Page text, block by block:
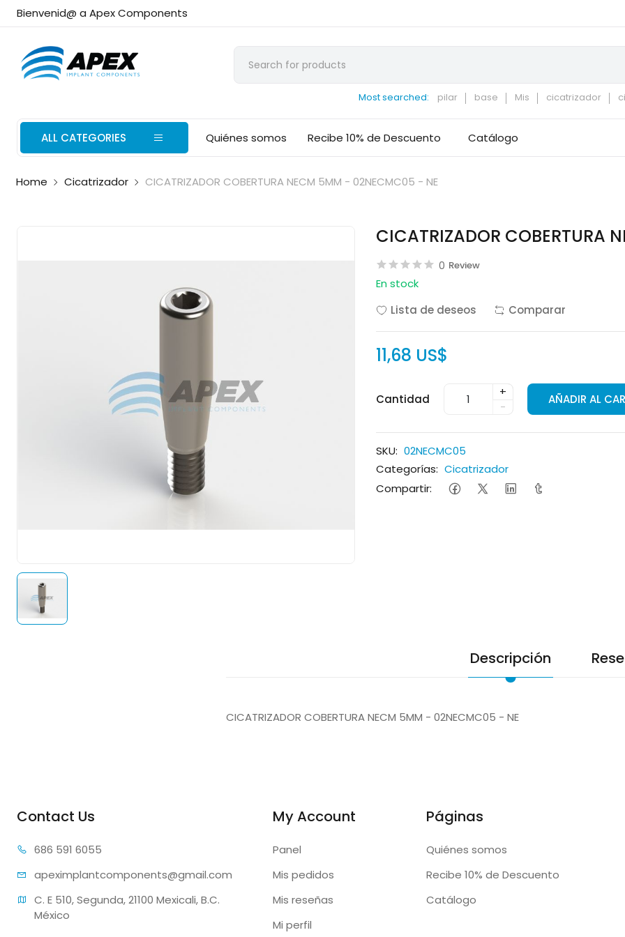
Bienvenid@ a Apex Components
Most searched: pilar base Mis cicatrizador
ALL CATEGORIES Quiénes somos Recibe 10% de Descuento Catálogo
Home Cicatrizador CICATRIZADOR COBERTURA NECM 5MM - 02NECMC05 - NE
CICATRIZADOR
0 Review
En stock
Lista de deseos
Comparar
11,68 US$
Cantidad
+
-
AÑADIR AL
SKU: 02NECMC05
Categorías: Cicatrizador
Compartir:
Descripción
CICATRIZADOR COBERTURA NECM 5MM - 02NECMC05 - NE
Contact Us
686 591 6055
apeximplantcomponents@gmail.com
C. E 510, Segunda, 21100 Mexicali, B.C.
México
My Account
Panel
Mis pedidos
Mis reseñas
Mi perfil
Páginas
Quiénes somos
Recibe 10% de Descuento
Catálogo